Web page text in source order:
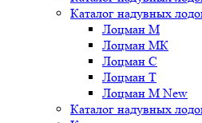
Каталог надувных
Лоцман М
Лоцман МК
Лоцман С
Лоцман Т
Лоцман М New
Каталог надувных